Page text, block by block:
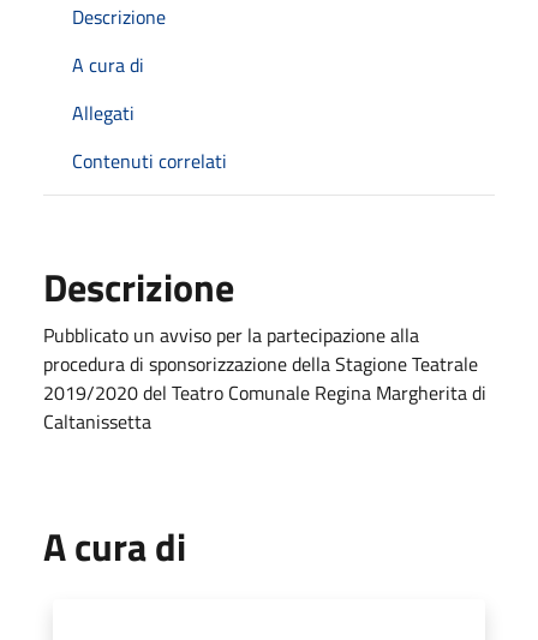
Descrizione
A cura di
Allegati
Contenuti correlati
Descrizione
Pubblicato un avviso per la partecipazione alla
procedura di sponsorizzazione della Stagione Teatrale
2019/2020 del Teatro Comunale Regina Margherita di
Caltanissetta
A cura di